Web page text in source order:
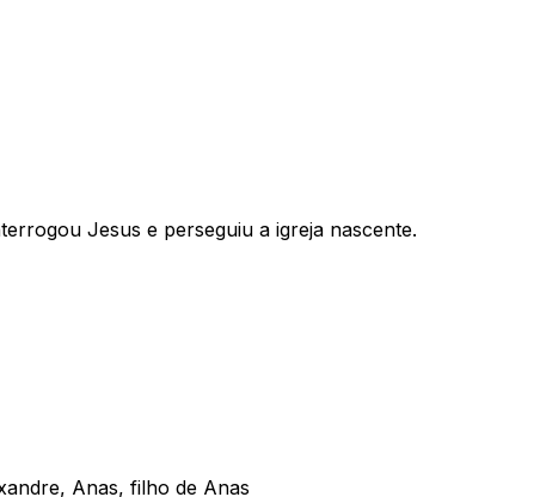
Jesus e perseguiu a igreja nascente.
Anas, filho de Anas